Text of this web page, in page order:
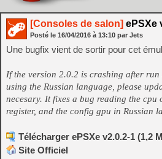
[Consoles de salon] ePSXe
Posté le 16/04/2016 à 13:10 par Jets
Une bugfix vient de sortir pour cet
If the version 2.0.2 is crashing after
using the Russian language, please
necesary. It fixes a bug reading the cpu
register, and the config gpu in Russian
Télécharger ePSXe v2.0.2-1 (1,2
Site Officiel